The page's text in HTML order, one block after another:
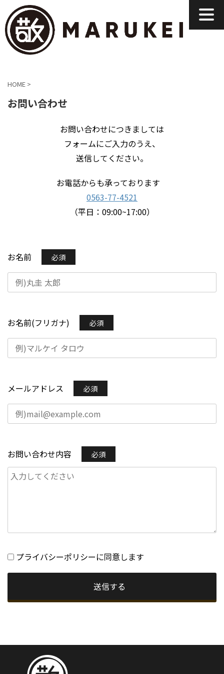
HOME >
お問い合わせ
お問い合わせにつきましては
フォームにご入力のうえ、
送信してください。
お電話からも承っております
0563-77-4521
（平日：09:00~17:00）
お名前 必須
お名前(フリガナ) 必須
メールアドレス 必須
お問い合わせ内容 必須
プライバシーポリシーに同意します